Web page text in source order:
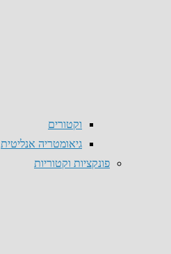
וקטורים
גיאומטריה אנליטית
פונקציות וקטוריות